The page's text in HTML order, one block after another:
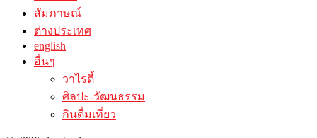
สัมภาษณ์
ต่างประเทศ
english
อื่นๆ
วาไรตี้
ศิลปะ-วัฒนธรรม
กินดื่มเที่ยว